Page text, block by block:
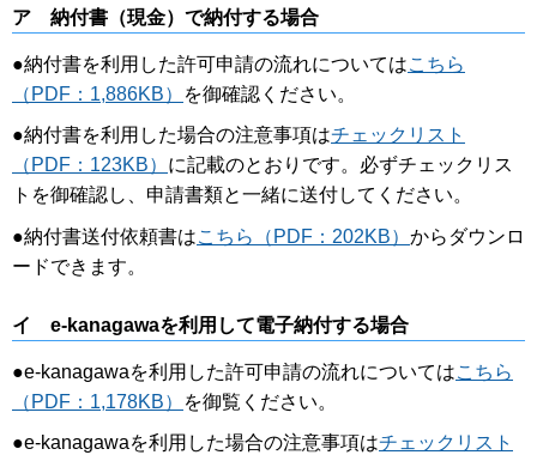
ア 納付書（現金）で納付する場合
●納付書を利用した許可申請の流れについてはこちら
（PDF：1,886KB）
を御確認ください。
●納付書を利用した場合の注意事項はチェックリスト
（PDF：123KB） に記載のとおりです。必ずチェックリス
トを御確認し、申請書類と一緒に送付してください。
●納付書送付依頼書はこちら（PDF：202KB） からダウンロ
ードできます。
イ e-kanagawaを利用して電子納付する場合
●e-kanagawaを利用した許可申請の流れについてはこちら
（PDF：1,178KB）
を御覧ください。
●e-kanagawaを利用した場合の注意事項はチェックリスト